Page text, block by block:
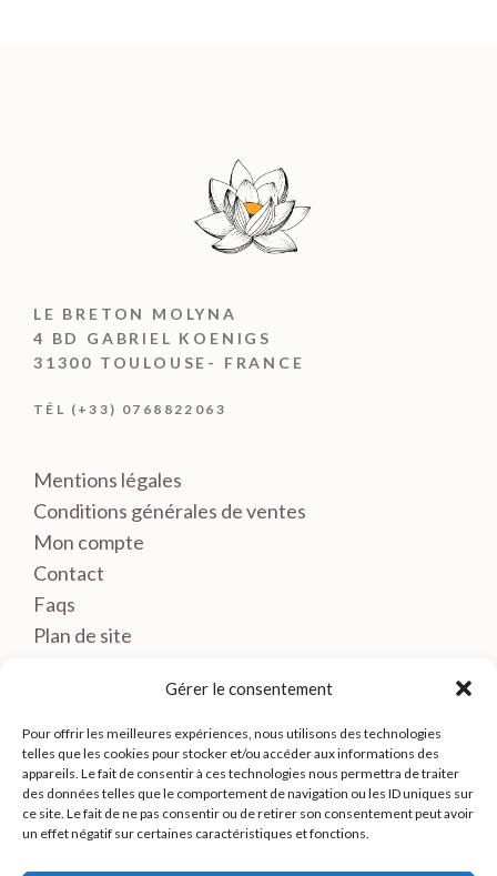
Gérer le consentement
Pour offrir les meilleures expériences, nous utilisons des technologies
telles que les cookies pour stocker et/ou accéder aux informations des
appareils. Le fait de consentir à ces technologies nous permettra de traiter
des données telles que le comportement de navigation ou les ID uniques sur
ce site. Le fait de ne pas consentir ou de retirer son consentement peut avoir
un effet négatif sur certaines caractéristiques et fonctions.
LE BRETON MOLYNA
4 BD GABRIEL KOENIGS
31300 TOULOUSE- FRANCE
TÉL (+33) 0768822063
Mentions légales
Conditions générales de ventes
Mon compte
Contact
Faqs
Plan de site